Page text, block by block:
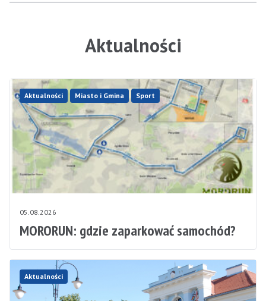
Aktualności
Aktualności Miasto i Gmina Sport
05.08.2026
MORORUN: gdzie zaparkować samochód?
Aktualności